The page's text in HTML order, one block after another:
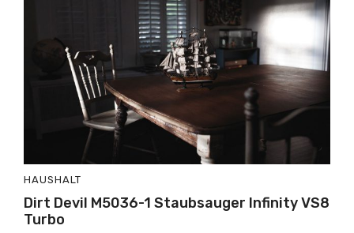
HAUSHALT
Dirt Devil M5036-1 Staubsauger Infinity VS8
Turbo